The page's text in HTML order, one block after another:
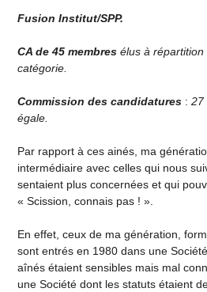
Fusion Institut/SPP.
CA de 45 membres élus à
catégorie.
Commission des candidatures : 27
égale.
Par rapport à ces ainés, ma
intermédiaire avec celles qui nous
sentaient plus concernées et qui
« Scission, connais pas ! ».
En effet, ceux de ma génération,
sont entrés en 1980 dans une
aînés étaient sensibles mais mal
une Société dont les statuts étaient